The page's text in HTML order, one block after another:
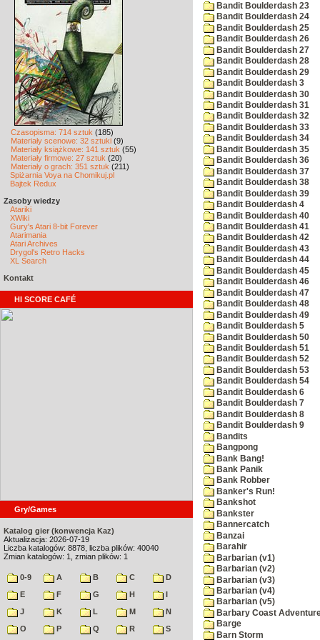
Czasopisma: 714 sztuk (185)
Materiały scenowe: 32 sztuki (9)
Materiały książkowe: 141 sztuk (55)
Materiały firmowe: 27 sztuk (20)
Materiały o grach: 351 sztuk (211)
Spiżarnia Voya na Chomikuj.pl
Bajtek Redux
Zasoby wiedzy
Atariki
XWiki
Gury's Atari 8-bit Forever
Atarimania
Atari Archives
Drygol's Retro Hacks
XL Search
Kontakt
HI SCORE CAFÉ
Gry/Games
Katalog gier (konwencja Kaz)
Aktualizacja: 2026-07-19
Liczba katalogów: 8878, liczba plików: 40040
Zmian katalogów: 1, zmian plików: 1
0-9 A B C
D
E
F G H
I
J
K L M
N
O
P Q R
S
Bandit Boulderdash 23
Bandit Boulderdash 24
Bandit Boulderdash 25
Bandit Boulderdash 26
Bandit Boulderdash 27
Bandit Boulderdash 28
Bandit Boulderdash 29
Bandit Boulderdash 3
Bandit Boulderdash 30
Bandit Boulderdash 31
Bandit Boulderdash 32
Bandit Boulderdash 33
Bandit Boulderdash 34
Bandit Boulderdash 35
Bandit Boulderdash 36
Bandit Boulderdash 37
Bandit Boulderdash 38
Bandit Boulderdash 39
Bandit Boulderdash 4
Bandit Boulderdash 40
Bandit Boulderdash 41
Bandit Boulderdash 42
Bandit Boulderdash 43
Bandit Boulderdash 44
Bandit Boulderdash 45
Bandit Boulderdash 46
Bandit Boulderdash 47
Bandit Boulderdash 48
Bandit Boulderdash 49
Bandit Boulderdash 5
Bandit Boulderdash 50
Bandit Boulderdash 51
Bandit Boulderdash 52
Bandit Boulderdash 53
Bandit Boulderdash 54
Bandit Boulderdash 6
Bandit Boulderdash 7
Bandit Boulderdash 8
Bandit Boulderdash 9
Bandits
Bangpong
Bank Bang!
Bank Panik
Bank Robber
Banker's Run!
Bankshot
Bankster
Bannercatch
Banzai
Barahir
Barbarian (v1)
Barbarian (v2)
Barbarian (v3)
Barbarian (v4)
Barbarian (v5)
Barbary Coast
Barge
Barn Storm